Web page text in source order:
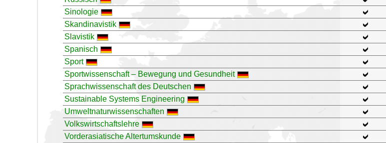
Sinologie
Skandinavistik
Slavistik
Spanisch
Sport
Sportwissenschaft – Bewegung und Gesundheit
Sprachwissenschaft des Deutschen
Sustainable Systems Engineering
Umweltnaturwissenschaften
Volkswirtschaftslehre
Vorderasiatische Altertumskunde